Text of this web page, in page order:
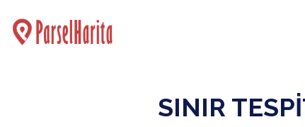
SINIR